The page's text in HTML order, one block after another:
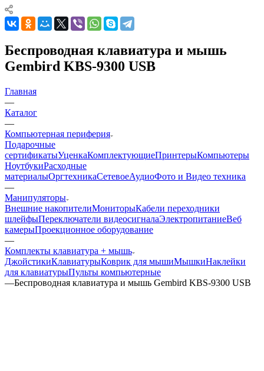
Беспроводная клавиатура и мышь
Gembird KBS-9300 USB
Главная
—
Каталог
—
Компьютерная периферия
Подарочные
сертификатыУценкаКомплектующиеПринтерыКомпьютеры
НоутбукиРасходные
материалыОргтехникаСетевоеАудиоФото и Видео техника
—
Манипуляторы
Внешние накопителиМониторыКабели переходники
шлейфыПереключатели видеосигналаЭлектропитаниеВеб
камерыПроекционное оборудование
—
Комплекты клавиатура + мышь
ДжойстикиКлавиатурыКоврик для мышиМышкиНаклейки
для клавиатурыПульты компьютерные
—Беспроводная клавиатура и мышь Gembird KBS-9300 USB